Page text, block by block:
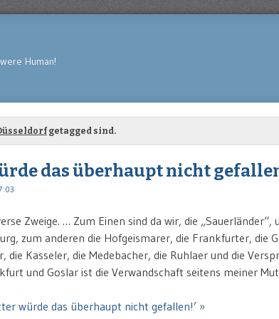
Human!
getagged sind.
das überhaupt nicht
Zweige. … Zum Einen sind da wir, die
zum anderen die Hofgeismarer, die Frankfurter, die
die Kasseler, die Medebacher, die Ruhlaer und die
und Goslar ist die Verwandschaft seitens meiner
würde das überhaupt nicht gefallen!’ »